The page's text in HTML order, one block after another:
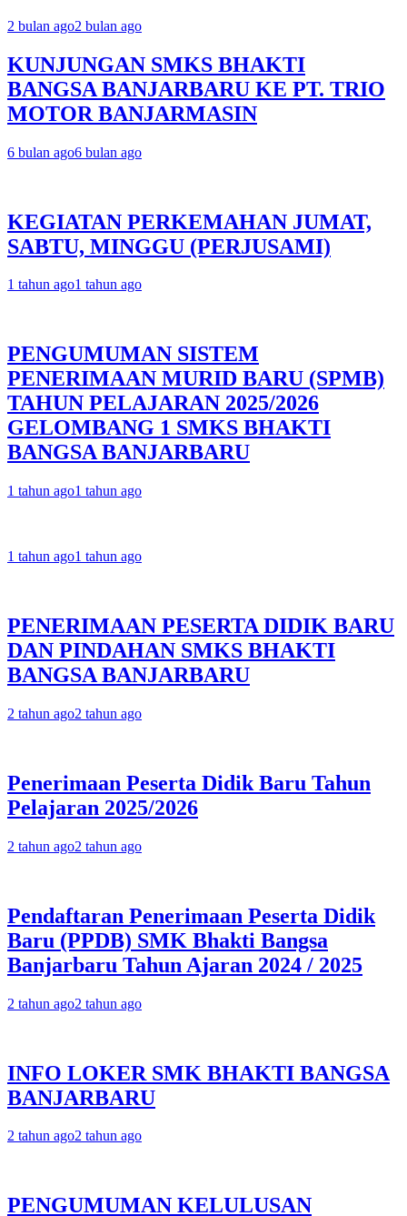
2 bulan ago2 bulan ago
KUNJUNGAN SMKS BHAKTI
BANGSA BANJARBARU KE PT. TRIO
MOTOR BANJARMASIN
6 bulan ago6 bulan ago
KEGIATAN PERKEMAHAN JUMAT,
SABTU, MINGGU (PERJUSAMI)
1 tahun ago1 tahun ago
PENGUMUMAN SISTEM
PENERIMAAN MURID BARU (SPMB)
TAHUN PELAJARAN 2025/2026
GELOMBANG 1 SMKS BHAKTI
BANGSA BANJARBARU
1 tahun ago1 tahun ago
1 tahun ago1 tahun ago
PENERIMAAN PESERTA DIDIK BARU
DAN PINDAHAN SMKS BHAKTI
BANGSA BANJARBARU
2 tahun ago2 tahun ago
Penerimaan Peserta Didik Baru Tahun
Pelajaran 2025/2026
2 tahun ago2 tahun ago
Pendaftaran Penerimaan Peserta Didik
Baru (PPDB) SMK Bhakti Bangsa
Banjarbaru Tahun Ajaran 2024 / 2025
2 tahun ago2 tahun ago
INFO LOKER SMK BHAKTI BANGSA
BANJARBARU
2 tahun ago2 tahun ago
PENGUMUMAN KELULUSAN